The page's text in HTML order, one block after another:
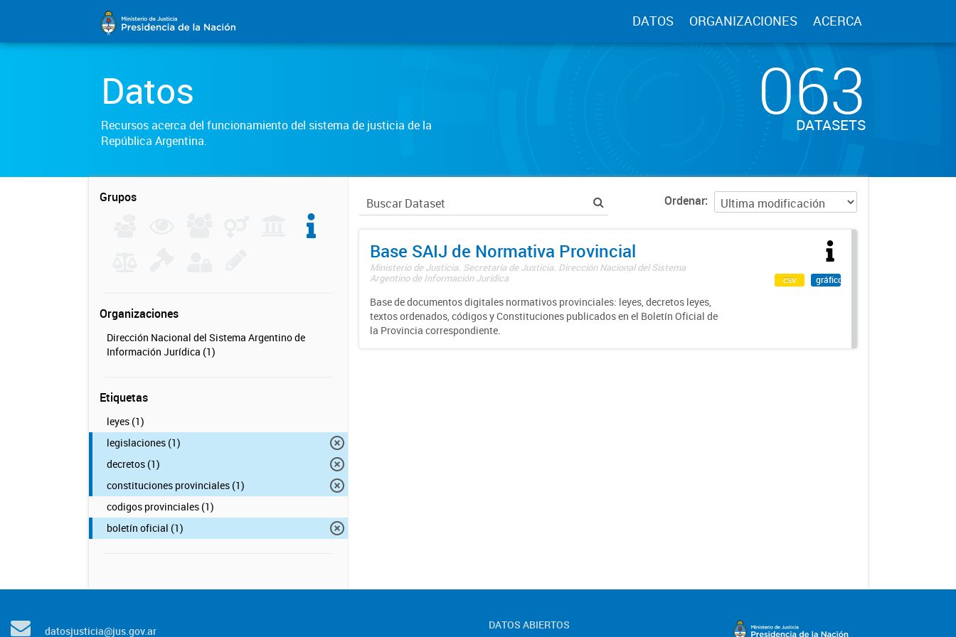
DATOS ORGANIZACIONES ACERCA
Datos
Recursos acerca del funcionamiento del sistema de justicia de la
República Argentina.
063
DATASETS
Grupos
Organizaciones
Dirección Nacional del Sistema Argentino de
Información Jurídica (1)
Etiquetas
leyes (1)
legislaciones (1)
decretos (1)
constituciones provinciales (1)
codigos provinciales (1)
boletín oficial (1)
Ordenar
Base SAIJ de Normativa Provincial
Ministerio de Justicia. Secretaría de Justicia. Dirección Nacional del Sistema
Argentino de Información Jurídica
Base de documentos digitales normativos provinciales: leyes, decretos leyes,
textos ordenados, códigos y Constituciones publicados en el Boletín Oficial de
la Provincia correspondiente.
csv gráfico
datosjusticia@jus.gov.ar DATOS ABIERTOS